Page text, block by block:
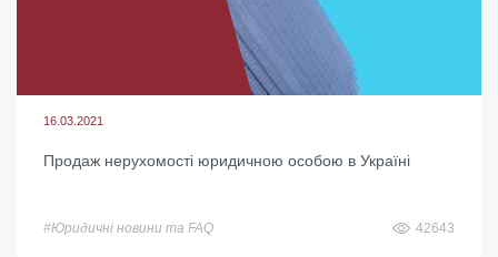
16.03.2021
Продаж нерухомості юридичною особою в Україні
#Юридичні новини та FAQ 42643